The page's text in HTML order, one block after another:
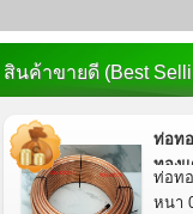
สินค้าขายดี (Best
ท่อท
ทอง
ท่อท
หนา